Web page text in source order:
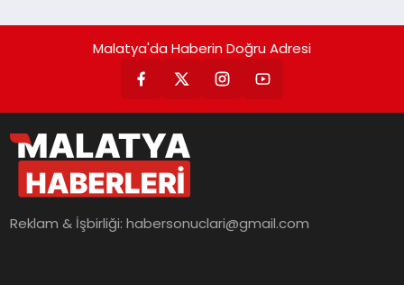
Malatya'da Haberin Doğru Adresi
Reklam & İşbirliği:habersonuclari@gmail.com